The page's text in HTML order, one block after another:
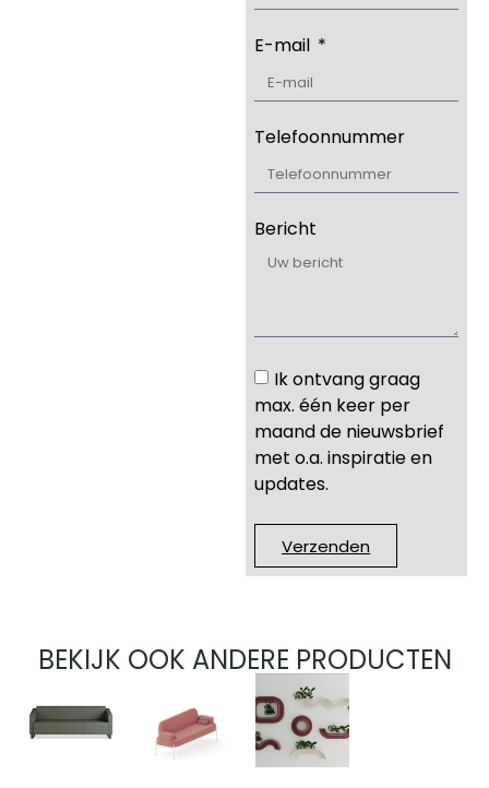
E-mail
Telefoonnummer
Bericht
Ik ontvang graag
max. één keer per
maand de nieuwsbrief
met o.a. inspiratie en
updates.
Verzenden
BEKIJK OOK ANDERE PRODUCTEN